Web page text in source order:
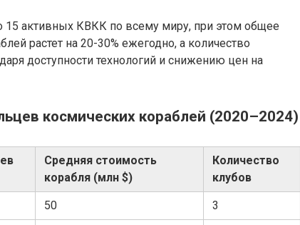
15 активных КВКК по всему миру, при этом общее
растет на 20-30% ежегодно, а количество
доступности технологий и снижению цен на
космических кораблей (2020–2024)
Средняя стоимость
корабля (млн $)
Количество
клубов
50 3